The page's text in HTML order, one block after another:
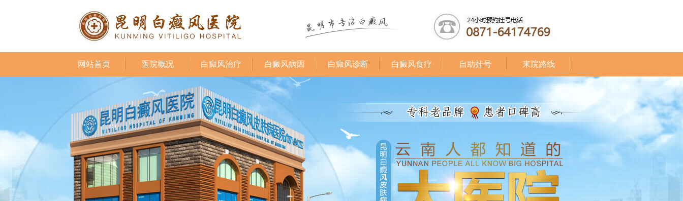
网站首页 医院概况 白癜风治疗 白癜风病因 白癜风诊断 白癜风食疗 自助挂号 来院路线